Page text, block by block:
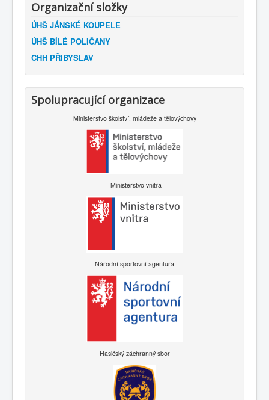
Organizační složky
ÚHŠ JÁNSKÉ KOUPELE
ÚHŠ BÍLÉ POLIČANY
CHH PŘIBYSLAV
Spolupracující organizace
Ministerstvo školství, mládeže a tělovýchovy
Ministerstvo vnitra
Národní sportovní agentura
Hasičský záchranný sbor